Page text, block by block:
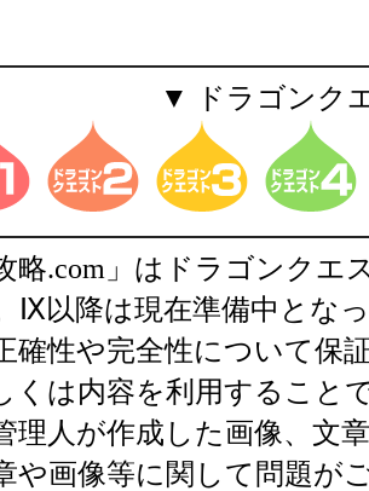
▼ ドラゴンク
略.com」はドラゴンク
Ⅸ以降は現在準備中とな
確性や完全性について保
くは内容を利用すること
理人が作成した画像、文
や画像等に関して問題が